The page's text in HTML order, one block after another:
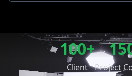
100+
Client Project